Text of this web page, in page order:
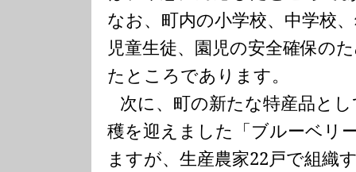
なお、町内の小学校、中学校
児童生徒、園児の安全確保の
たところであります。
次に、町の新たな特産品と
穫を迎えました「ブルーベリ
ますが、生産農家22戸で組織